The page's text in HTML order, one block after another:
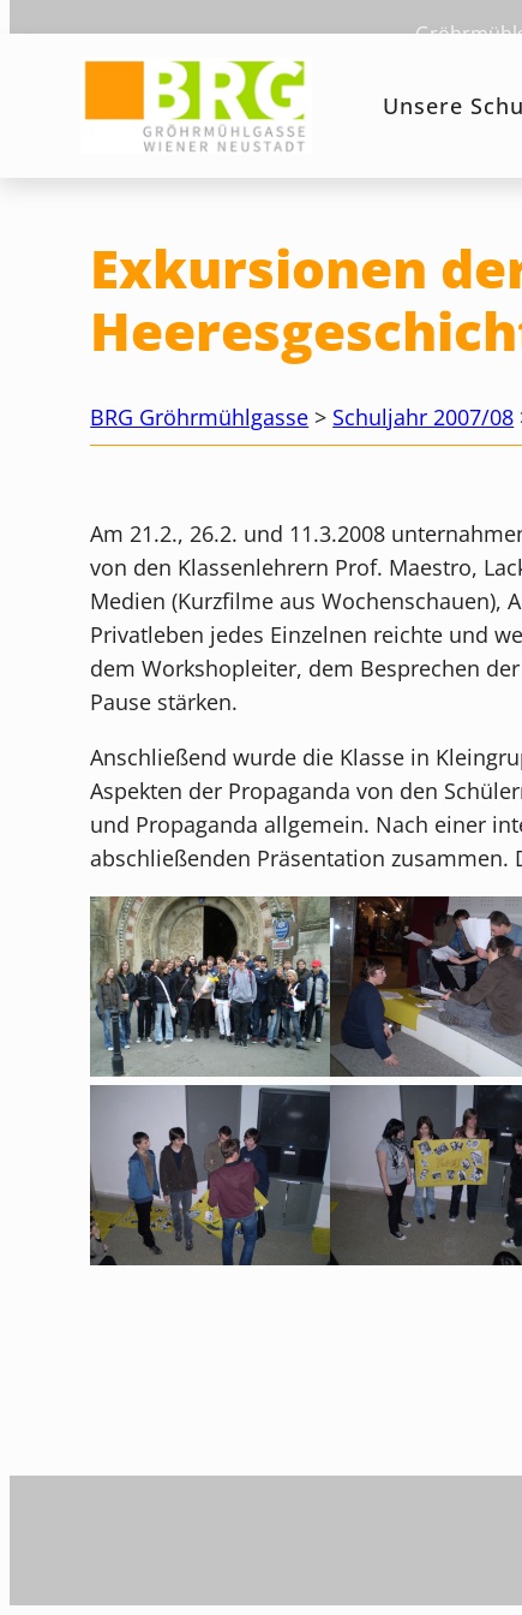
Unsere
Exkursionen
BRG Gröhrmühlgasse > Schuljahr 2007/08
Am 21.2., 26.2. und 11.3.2008
von den Klassenlehrern Prof. Maestro,
Medien (Kurzfilme aus Wochenschauen),
Privatleben jedes Einzelnen reichte und
dem Workshopleiter, dem Besprechen
Pause stärken.
Anschließend wurde die Klasse in
Aspekten der Propaganda von den
und Propaganda allgemein. Nach einer
abschließenden Präsentation